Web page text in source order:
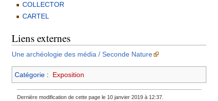
COLLECTOR
CARTEL
Liens externes
Une archéologie des média / Seconde Nature
Catégorie : Exposition
Dernière modification de cette page le 10 janvier 2019 à 12:37.